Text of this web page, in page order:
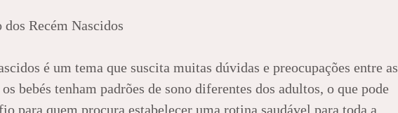
Recém Nascidos
é um tema que suscita muitas dúvidas e preocupações entre as
bebés tenham padrões de sono diferentes dos adultos, o que pode
para quem procura estabelecer uma rotina saudável para toda a